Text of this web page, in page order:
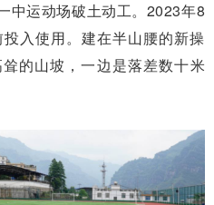
中运动场破土动工。2023年8
入使用。建在半山腰的新操
的山坡，一边是落差数十米